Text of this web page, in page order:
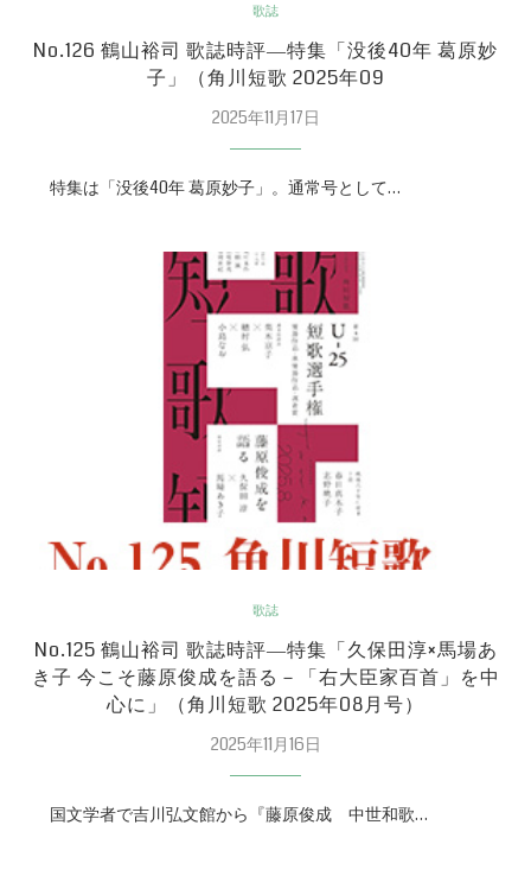
歌誌
No.126 鶴山裕司 歌誌時評―特集「没後40年 葛原妙
子」（角川短歌 2025年09
2025年11月17日
特集は「没後40年 葛原妙子」。通常号として…
歌誌
No.125 鶴山裕司 歌誌時評―特集「久保田淳×馬場あ
き子 今こそ藤原俊成を語る－「右大臣家百首」を中
心に」（角川短歌 2025年08月号）
2025年11月16日
国文学者で吉川弘文館から『藤原俊成 中世和歌…